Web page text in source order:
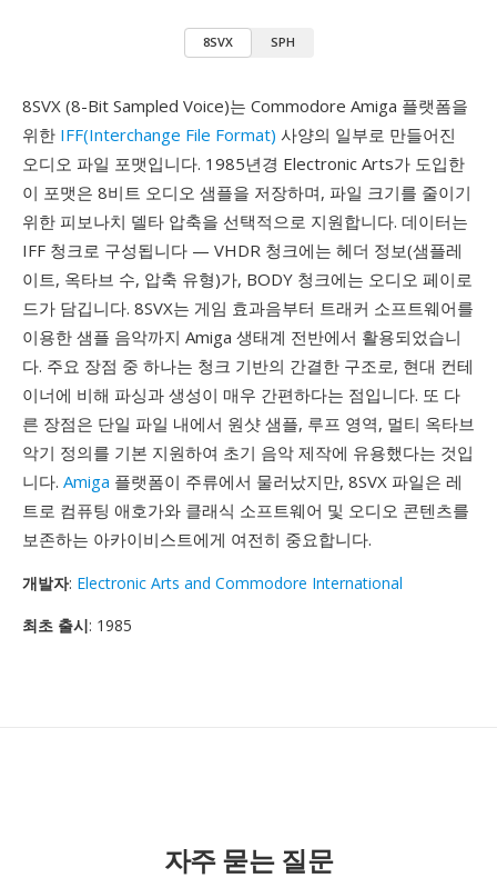
8SVX SPH
8SVX (8-Bit Sampled Voice)는 Commodore Amiga 플랫폼을
위한 IFF(Interchange File Format) 사양의 일부로 만들어진
오디오 파일 포맷입니다. 1985년경 Electronic Arts가 도입한
이 포맷은 8비트 오디오 샘플을 저장하며, 파일 크기를 줄이기
위한 피보나치 델타 압축을 선택적으로 지원합니다. 데이터는
IFF 청크로 구성됩니다 — VHDR 청크에는 헤더 정보(샘플레
이트, 옥타브 수, 압축 유형)가, BODY 청크에는 오디오 페이로
드가 담깁니다. 8SVX는 게임 효과음부터 트래커 소프트웨어를
이용한 샘플 음악까지 Amiga 생태계 전반에서 활용되었습니
다. 주요 장점 중 하나는 청크 기반의 간결한 구조로, 현대 컨테
이너에 비해 파싱과 생성이 매우 간편하다는 점입니다. 또 다
른 장점은 단일 파일 내에서 원샷 샘플, 루프 영역, 멀티 옥타브
악기 정의를 기본 지원하여 초기 음악 제작에 유용했다는 것입
니다. Amiga 플랫폼이 주류에서 물러났지만, 8SVX 파일은 레
트로 컴퓨팅 애호가와 클래식 소프트웨어 및 오디오 콘텐츠를
보존하는 아카이비스트에게 여전히 중요합니다.
개발자: Electronic Arts and Commodore International
최초 출시: 1985
자주 묻는 질문